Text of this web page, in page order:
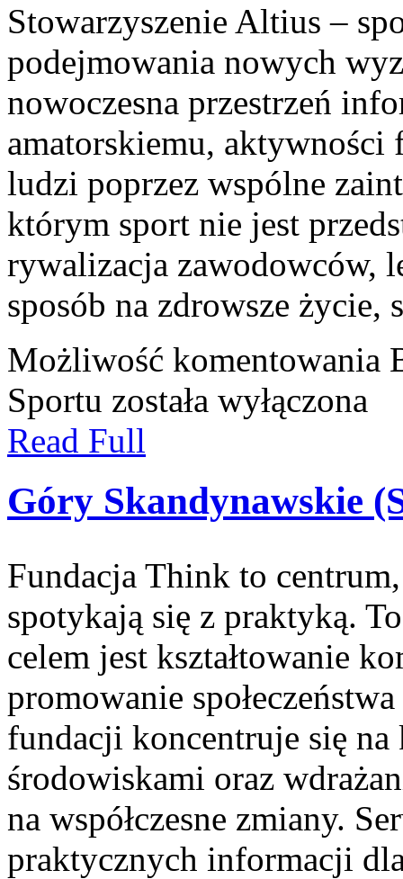
Stowarzyszenie Altius –
podejmowania nowych
nowoczesna przestrzeń
amatorskiemu, aktywności
ludzi poprzez wspólne
którym sport nie jest
rywalizacja zawodowców,
sposób na zdrowsze życie,
Możliwość komentowania
Sportu została wyłączona
Read Full
Góry Skandynawskie
Fundacja Think to
spotykają się z praktyką.
celem jest kształtowanie
promowanie
fundacji koncentruje się na
środowiskami oraz
na współczesne zmiany.
praktycznych informacji